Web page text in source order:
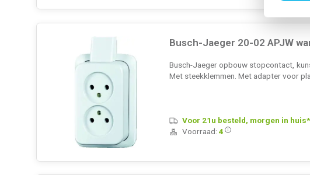
Busch-Jaeger 20-02 APJW
Busch-Jaeger opbouw stopcontact,
Met steekklemmen. Met adapter voor
Voor 21u besteld, morgen in huis*
Voorraad: 4